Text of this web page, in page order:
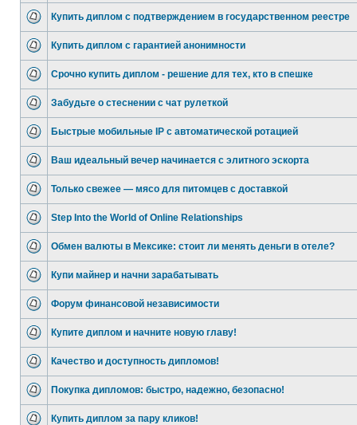
Купить диплом с подтверждением в государственном реестре
Купить диплом с гарантией анонимности
Срочно купить диплом - решение для тех, кто в спешке
Забудьте о стеснении с чат рулеткой
Быстрые мобильные IP с автоматической ротацией
Ваш идеальный вечер начинается с элитного эскорта
Только свежее — мясо для питомцев с доставкой
Step Into the World of Online Relationships
Обмен валюты в Мексике: стоит ли менять деньги в отеле?
Купи майнер и начни зарабатывать
Форум финансовой независимости
Купите диплом и начните новую главу!
Качество и доступность дипломов!
Покупка дипломов: быстро, надежно, безопасно!
Купить диплом за пару кликов!